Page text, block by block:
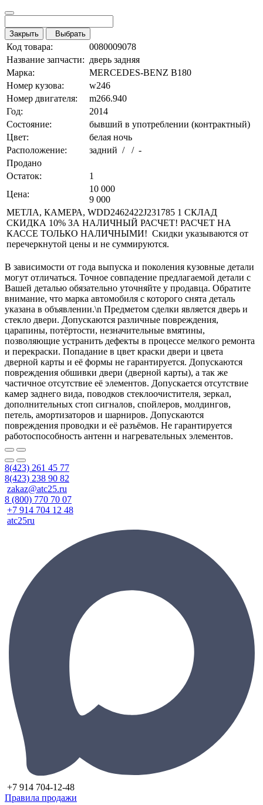
Закрыть Выбрать
Код товара:
0080009078
Название запчасти: дверь задняя
Марка:
MERCEDES-BENZ B180
Номер кузова:
w246
Номер двигателя:
m266.940
Год:
2014
Состояние:
бывший в употреблении (контрактный)
Цвет:
белая ночь
Расположение:
задний / / -
Продано
Остаток:
1
Цена:
10 000
9 000
МЕТЛА, КАМЕРА, WDD2462422J231785 1 СКЛАД
СКИДКА 10% ЗА НАЛИЧНЫЙ РАСЧЕТ! РАСЧЕТ НА
КАССЕ ТОЛЬКО НАЛИЧНЫМИ! Скидки указываются от
перечеркнутой цены и не суммируются.
В зависимости от года выпуска и поколения кузовные детали
могут отличаться. Точное совпадение предлагаемой детали с
Вашей деталью обязательно уточняйте у продавца. Обратите
внимание, что марка автомобиля с которого снята деталь
указана в объявлении.\n Предметом сделки является дверь и
стекло двери. Допускаются различные повреждения,
царапины, потёртости, незначительные вмятины,
позволяющие устранить дефекты в процессе мелкого ремонта
и перекраски. Попадание в цвет краски двери и цвета
дверной карты и её формы не гарантируется. Допускаются
повреждения обшивки двери (дверной карты), а так же
частичное отсутствие её элементов. Допускается отсутствие
камер заднего вида, поводков стеклоочистителя, зеркал,
дополнительных стоп сигналов, спойлеров, молдингов,
петель, амортизаторов и шарниров. Допускаются
повреждения проводки и её разъёмов. Не гарантируется
работоспособность антенн и нагревательных элементов.
8(423) 261 45 77
8(423) 238 90 82
zakaz@atc25.ru
8 (800) 770 70 07
+7 914 704 12 48
atc25ru
+7 914 704-12-48
Правила продажи